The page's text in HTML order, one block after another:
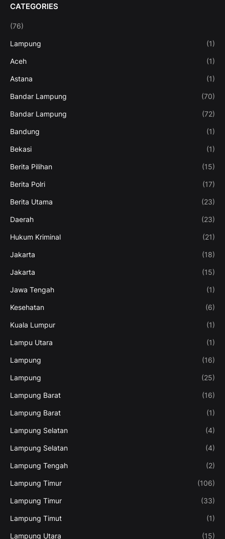
CATEGORIES
(76)
Lampung (1)
Aceh (1)
Astana (1)
Bandar Lampung (70)
Bandar Lampung (72)
Bandung (1)
Bekasi (1)
Berita Pilihan (15)
Berita Polri (17)
Berita Utama (23)
Daerah (23)
Hukum Kriminal (21)
Jakarta (18)
Jakarta (15)
Jawa Tengah (1)
Kesehatan (6)
Kuala Lumpur (1)
Lampu Utara (1)
Lampung (16)
Lampung (25)
Lampung Barat (16)
Lampung Barat (1)
Lampung Selatan (4)
Lampung Selatan (4)
Lampung Tengah (2)
Lampung Timur (106)
Lampung Timur (33)
Lampung Timut (1)
Lampung Utara (15)